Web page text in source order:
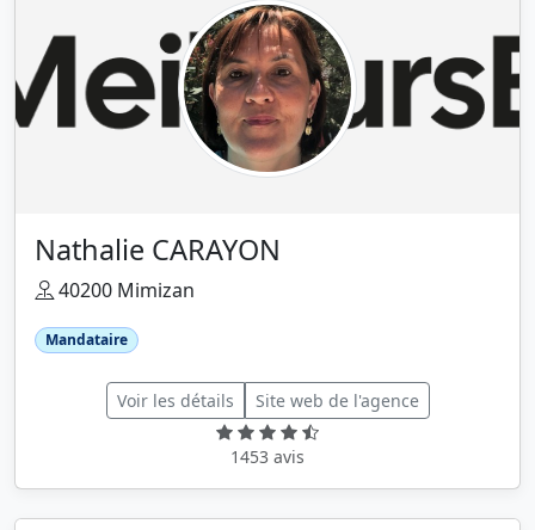
Nathalie CARAYON
40200 Mimizan
Mandataire
Voir les détails Site web de l'agence
1453 avis